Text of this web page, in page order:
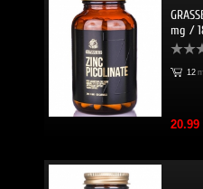
mg /
12
20.99